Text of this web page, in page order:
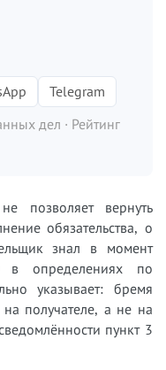
Telegram
дел · Рейтинг
позволяет вернуть
обязательства, о
знал в момент
в определениях по
указывает: бремя
получателе, а не на
пункт 3